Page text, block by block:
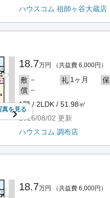
ハウスコム 祖師ヶ谷大蔵店
真を見る
18.7万円 （共益費 6,000円）
敷 － 礼 1ヶ月 保
償 －
1階 / 2LDK / 51.98㎡
2026/08/02 更新
ハウスコム 調布店
18.7万円 （共益費 6,000円）